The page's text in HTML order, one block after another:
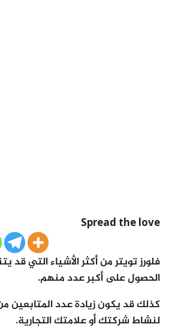
Spread the love
فلورز تويتر من أكثر الأشياء التي
الحصول على أكبر عدد منهم.
كذلك قد يكون زيادة عدد المتابعين
لنشاط شركتك أو علامتك التجارية.